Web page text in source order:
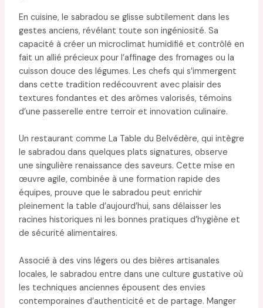
En cuisine, le sabradou se glisse subtilement dans les
gestes anciens, révélant toute son ingéniosité. Sa
capacité à créer un microclimat humidifié et contrôlé en
fait un allié précieux pour l’affinage des fromages ou la
cuisson douce des légumes. Les chefs qui s’immergent
dans cette tradition redécouvrent avec plaisir des
textures fondantes et des arômes valorisés, témoins
d’une passerelle entre terroir et innovation culinaire.
Un restaurant comme La Table du Belvédère, qui intègre
le sabradou dans quelques plats signatures, observe
une singulière renaissance des saveurs. Cette mise en
œuvre agile, combinée à une formation rapide des
équipes, prouve que le sabradou peut enrichir
pleinement la table d’aujourd’hui, sans délaisser les
racines historiques ni les bonnes pratiques d’hygiène et
de sécurité alimentaires.
Associé à des vins légers ou des bières artisanales
locales, le sabradou entre dans une culture gustative où
les techniques anciennes épousent des envies
contemporaines d’authenticité et de partage. Manger